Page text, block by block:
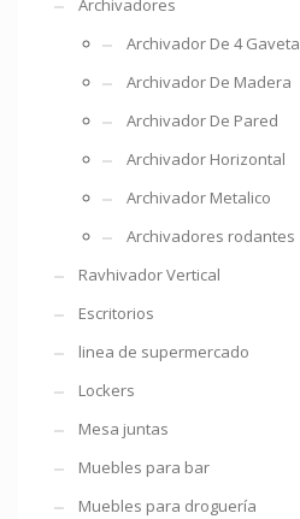
Archivadores
Archivador De 4 Gaveta
Archivador De Madera
Archivador De Pared
Archivador Horizontal
Archivador Metalico
Archivadores rodantes
Ravhivador Vertical
Escritorios
linea de supermercado
Lockers
Mesa juntas
Muebles para bar
Muebles para droguería